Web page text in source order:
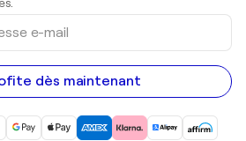
dès maintenant